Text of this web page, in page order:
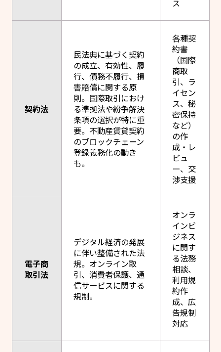
ス
契約法
民法典に基づく契約
の成立、有効性、履
行、債務不履行、損
害賠償に関する原
則。国際取引におけ
る準拠法や紛争解決
条項の選択が特に重
要。不動産賃貸契約
のブロックチェーン
登録義務化の動き
も。
各種契
約書
（国際
商取
引、ラ
イセン
ス、秘
密保持
など）
の作
成・レ
ビュ
ー、交
渉支援
電子商
取引法
デジタル経済の発展
に伴い整備された法
規。オンライン取
引、消費者保護、通
信サービスに関する
規制。
オンラ
インビ
ジネス
に関す
る法務
相談、
利用規
約作
成、広
告規制
対応